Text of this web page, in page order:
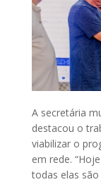
A secretária
destacou o
viabilizar o
em rede.
todas elas